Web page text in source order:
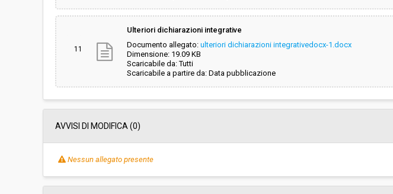
11
Ulteriori dichiarazioni integrative
Documento allegato: ulteriori dichiarazioni integrativedocx-1.docx
Dimensione: 19.09 KB
Scaricabile da: Tutti
Scaricabile a partire da: Data pubblicazione
AVVISI DI MODIFICA (0)
Nessun allegato presente